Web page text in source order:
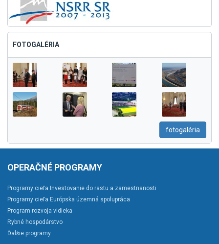
FOTOGALÉRIA
fotogaléria
OPERAČNÉ PROGRAMY
Programy cieľa Investovanie do rastu a zamestnanosti
Programy cieľa Európska územná spolupráca
Program rozvoja vidieka
Rybné hospodárstvo
Ďalšie programy